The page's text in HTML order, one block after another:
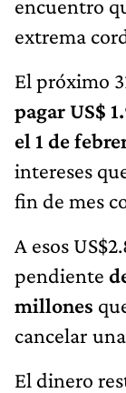
encuentro
extrema
El próximo
pagar US$
el 1 de
intereses
fin de mes
A esos
pendiente
millones
cancelar
El dinero